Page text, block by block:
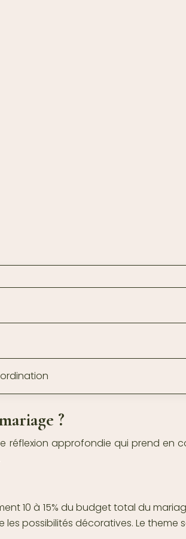
?
approfondie qui prend en
10 à 15% du budget total du
les possibilités décoratives. Le